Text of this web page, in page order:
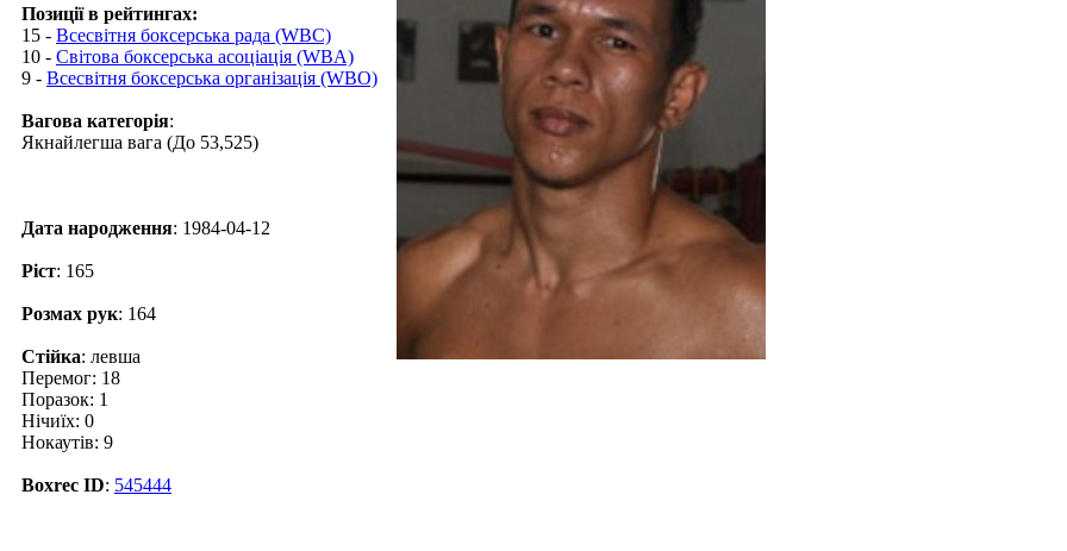
Позиції в рейтингах:
15 - Всесвітня боксерська рада (WBC)
10 - Світова боксерська асоціація (WBA)
9 - Всесвітня боксерська організація (WBO)
Вагова категорія:
Якнайлегша вага (До 53,525)
Дата народження: 1984-04-12
Ріст: 165
Розмах рук: 164
Стійка: левша
Перемог: 18
Поразок: 1
Нічиїх: 0
Нокаутів: 9
Boxrec ID: 545444